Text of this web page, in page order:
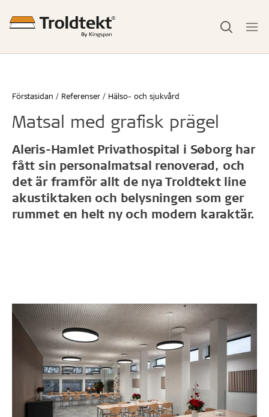
Förstasidan Referenser Hälso- och sjukvård
Matsal med grafisk prägel
Aleris-Hamlet Privathospital i Søborg har
fått sin personalmatsal renoverad, och
det är framför allt de nya Troldtekt line
akustiktaken och belysningen som ger
rummet en helt ny och modern karaktär.